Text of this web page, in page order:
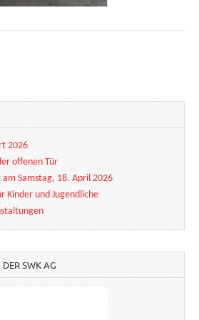
2026
offenen Tür
am Samstag, 18. April 2026
Kinder und Jugendliche
SWK AG